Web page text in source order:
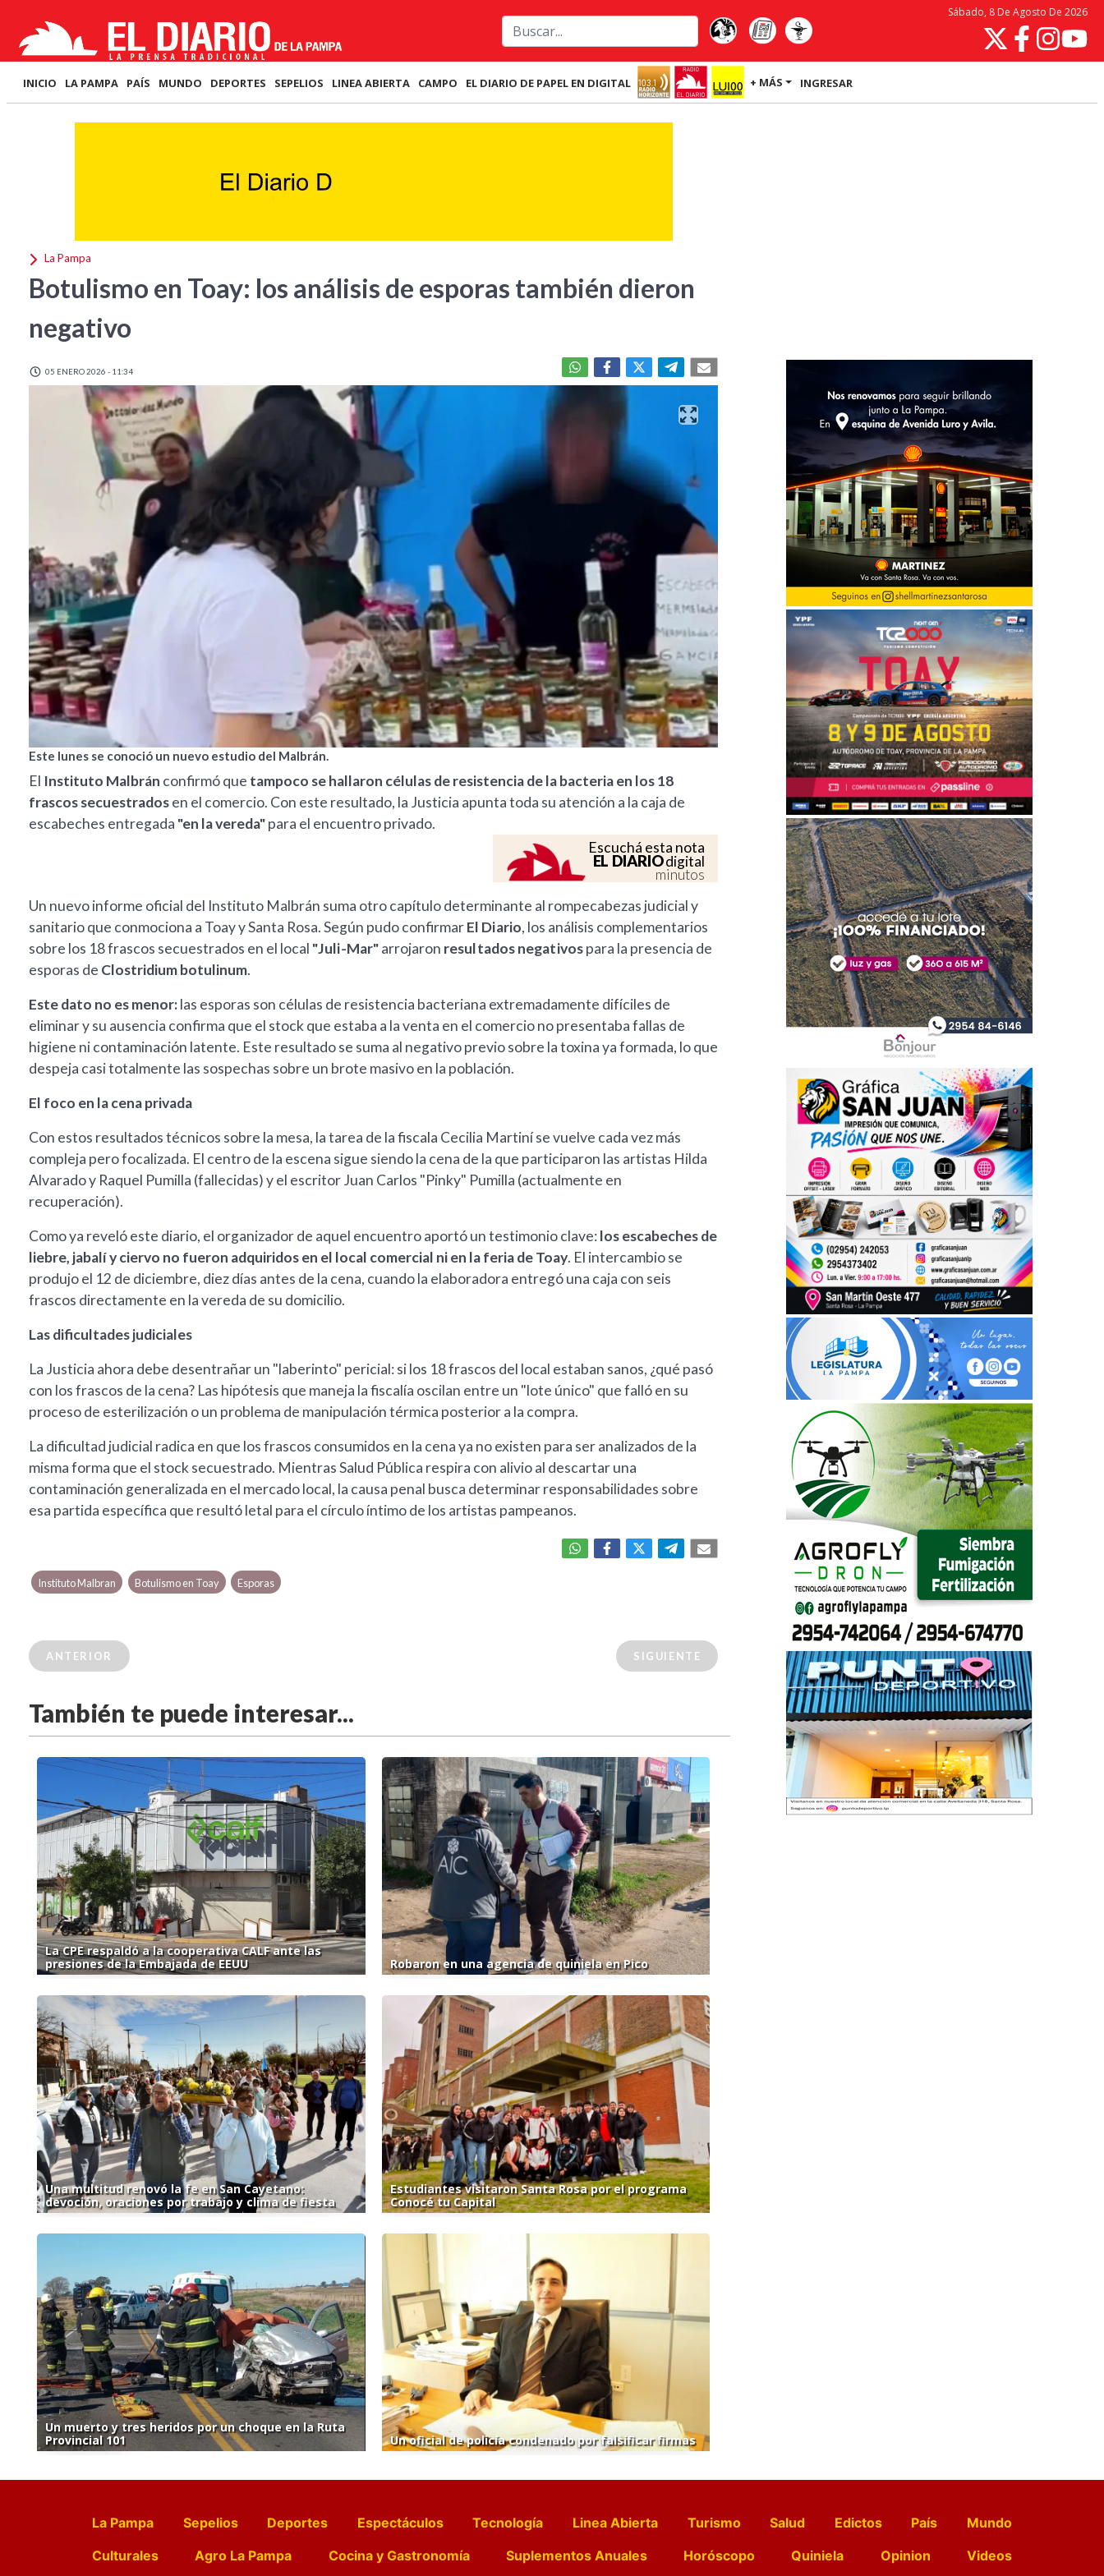
Sábado, 8 De Agosto De 2026
INICIO LA PAMPA PAÍS MUNDO DEPORTES SEPELIOS LINEA ABIERTA CAMPO EL DIARIO DE PAPEL EN DIGITAL + MÁS INGRESAR
La Pampa
Botulismo en Toay: los análisis de esporas también dieron
negativo
05 ENERO 2026 - 11:34
Este lunes se conoció un nuevo estudio del Malbrán.
El Instituto Malbrán confirmó que tampoco se hallaron células de resistencia de la bacteria en los 18
frascos secuestradosen el comercio. Con este resultado, la Justicia apunta toda su atención a la caja de
escabeches entregada "en la vereda"para el encuentro privado.
Escuchá esta nota
EL DIARIOdigital
minutos
Un nuevo informe oficial del Instituto Malbrán suma otro capítulo determinante al rompecabezas judicial y
sanitario que conmociona a Toay y Santa Rosa. Según pudo confirmarEl Diario, los análisis complementarios
sobre los 18 frascos secuestrados en el local "Juli-Mar"arrojaron resultados negativospara la presencia de
esporas de Clostridium botulinum.
Este dato no es menor:las esporas son células de resistencia bacteriana extremadamente difíciles de
eliminar y su ausencia confirma que el stock que estaba a la venta en el comercio no presentaba fallas de
higiene ni contaminación latente. Este resultado se suma al negativo previo sobre la toxina ya formada, lo que
despeja casi totalmente las sospechas sobre un brote masivo en la población.
El foco en la cena privada
Con estos resultados técnicos sobre la mesa, la tarea de la fiscala Cecilia Martiní se vuelve cada vez más
compleja pero focalizada. El centro de la escena sigue siendo la cena de la que participaron las artistas Hilda
Alvarado y Raquel Pumilla (fallecidas) y el escritor Juan Carlos "Pinky" Pumilla (actualmente en
recuperación).
Como ya reveló este diario, el organizador de aquel encuentro aportó un testimonio clave:los escabeches de
liebre, jabalí y ciervo no fueron adquiridos en el local comercial ni en la feria de Toay. El intercambio se
produjo el 12 de diciembre, diez días antes de la cena, cuando la elaboradora entregó una caja con seis
frascos directamente en la vereda de su domicilio.
Las dificultades judiciales
La Justicia ahora debe desentrañar un "laberinto" pericial: si los 18 frascos del local estaban sanos, ¿qué pasó
con los frascos de la cena? Las hipótesis que maneja la fiscalía oscilan entre un "lote único" que falló en su
proceso de esterilización o un problema de manipulación térmica posterior a la compra.
La dificultad judicial radica en que los frascos consumidos en la cena ya no existen para ser analizados de la
misma forma que el stock secuestrado. Mientras Salud Pública respira con alivio al descartar una
contaminación generalizada en el mercado local, la causa penal busca determinar responsabilidades sobre
esa partida específica que resultó letal para el círculo íntimo de los artistas pampeanos.
Instituto Malbran Botulismo en Toay Esporas
ANTERIOR SIGUIENTE
También te puede interesar...
La CPE respaldó a la cooperativa CALF ante las
presiones de la Embajada de EEUU
Robaron en una agencia de quiniela en Pico
Una multitud renovó la fe en San Cayetano:
devoción, oraciones por trabajo y clima de fiesta
Estudiantes visitaron Santa Rosa por el programa
Conocé tu Capital
Un muerto y tres heridos por un choque en la Ruta
Provincial 101
Un oficial de policía condenado por falsificar firmas
La Pampa Sepelios Deportes Espectáculos Tecnología Linea Abierta Turismo Salud Edictos País
Mundo
Culturales
Agro La Pampa Cocina y Gastronomía Suplementos Anuales Horóscopo Quiniela Opinion Videos